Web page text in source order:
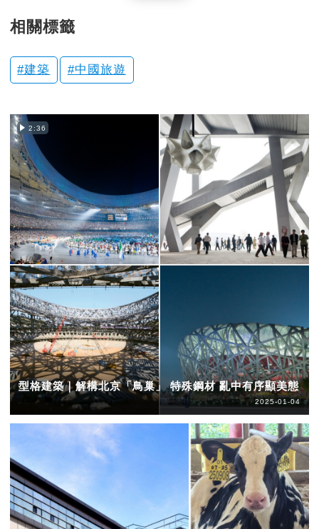
相關標籤
建築 中國旅遊
2:36
型格建築｜解構北京「鳥巢」 特殊鋼材 亂中有序顯美態
2025-01-04